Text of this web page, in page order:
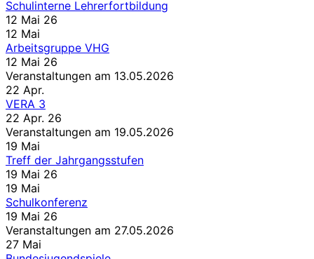
Schulinterne Lehrerfortbildung
12 Mai 26
12 Mai
Arbeitsgruppe VHG
12 Mai 26
Veranstaltungen am 13.05.2026
22 Apr.
VERA 3
22 Apr. 26
Veranstaltungen am 19.05.2026
19 Mai
Treff der Jahrgangsstufen
19 Mai 26
19 Mai
Schulkonferenz
19 Mai 26
Veranstaltungen am 27.05.2026
27 Mai